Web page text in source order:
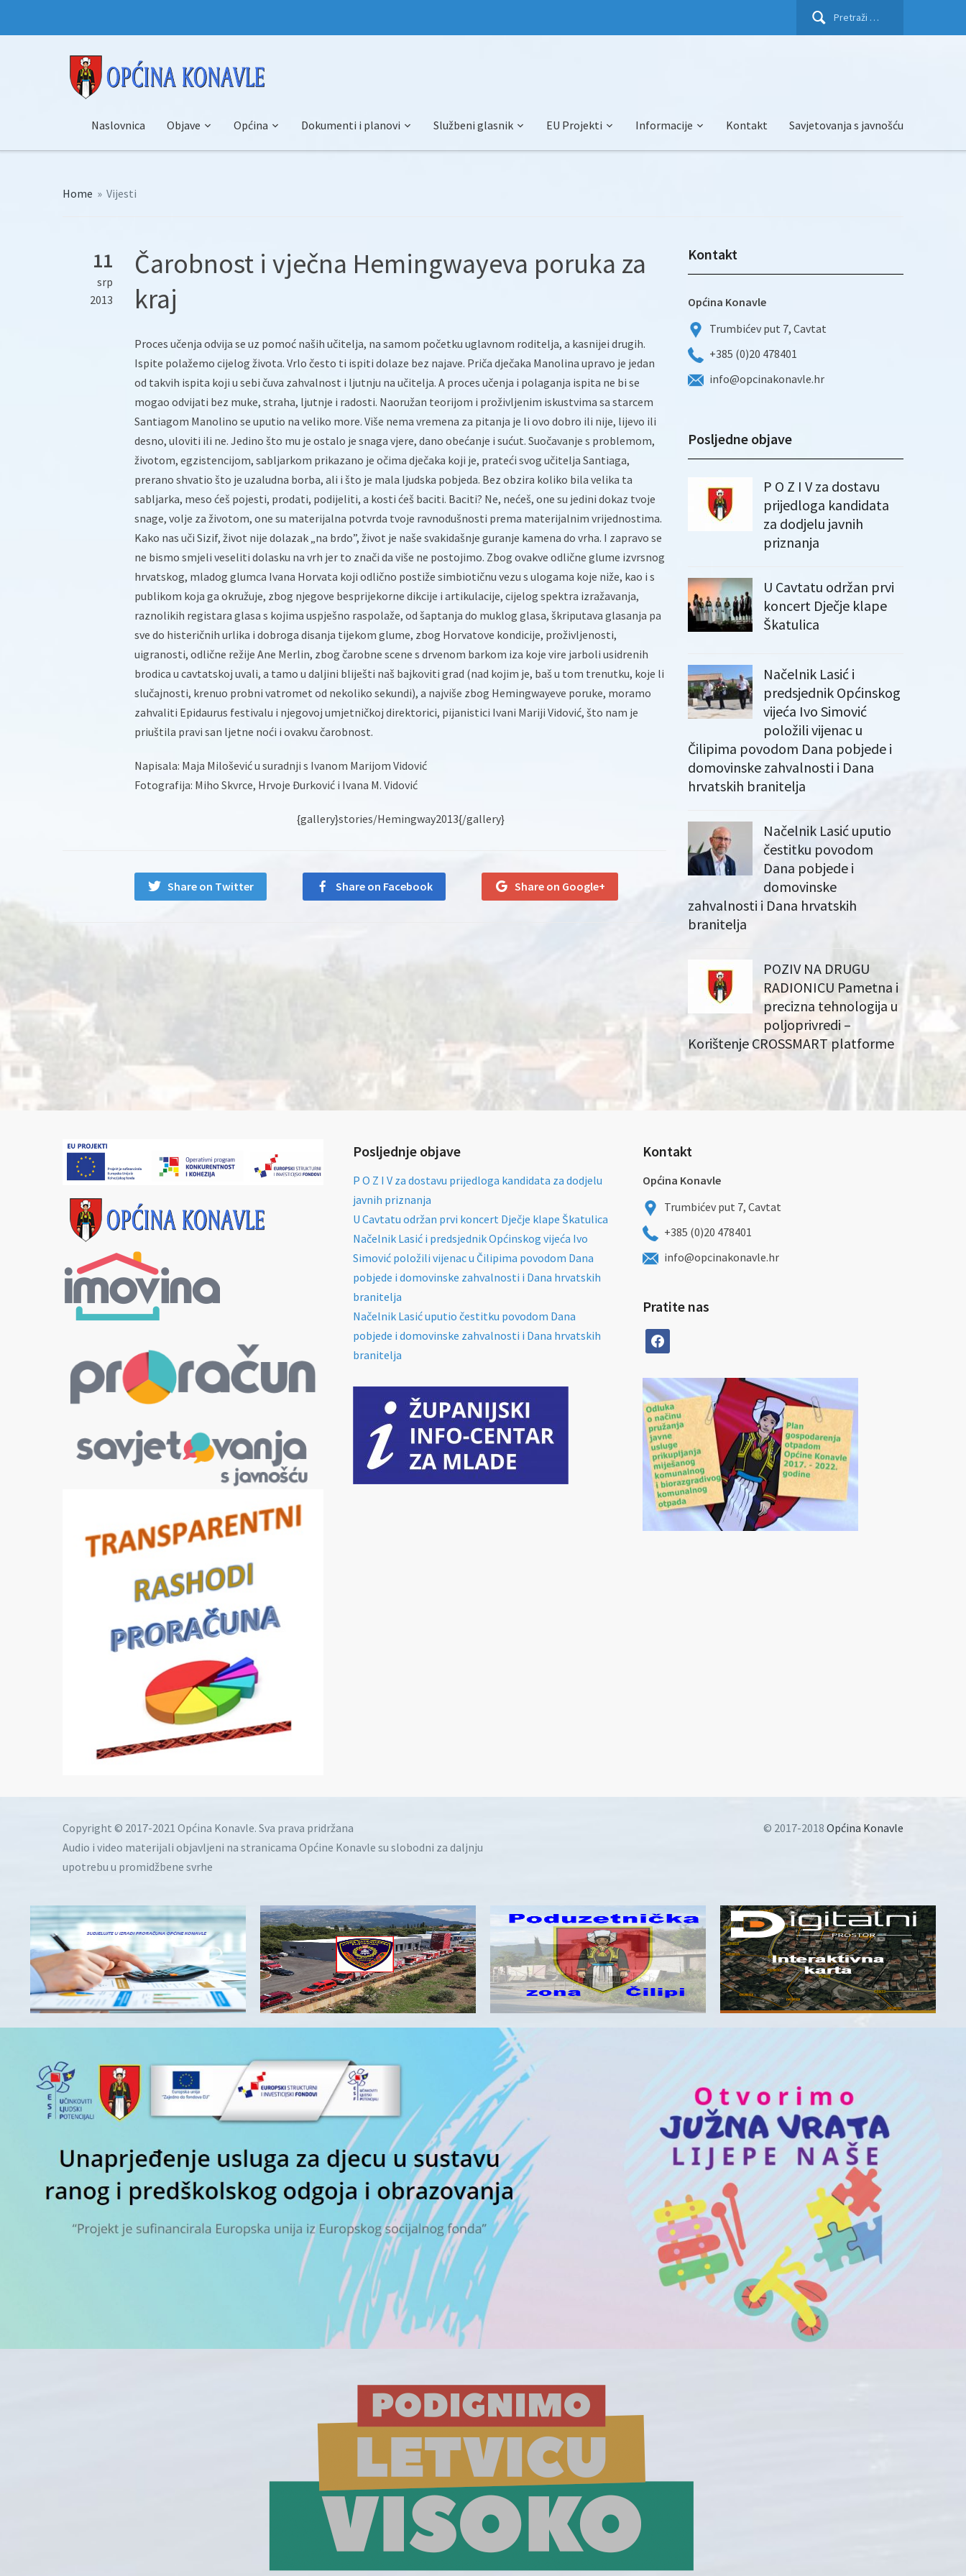
Pretraži:
Naslovnica Objave Općina Dokumenti i planovi Službeni glasnik EU Projekti Informacije Kontakt Savjetovanja s javnošću
Home » Vijesti
11
srp
2013
Čarobnost i vječna Hemingwayeva poruka za
kraj
Proces učenja odvija se uz pomoć naših učitelja, na samom početku uglavnom roditelja, a kasnijei drugih.
Ispite polažemo cijelog života. Vrlo često ti ispiti dolaze bez najave. Priča dječaka Manolina upravo je jedan
od takvih ispita koji u sebi čuva zahvalnost i ljutnju na učitelja. A proces učenja i polaganja ispita ne bi se
mogao odvijati bez muke, straha, ljutnje i radosti. Naoružan teorijom i proživljenim iskustvima sa starcem
Santiagom Manolino se uputio na veliko more. Više nema vremena za pitanja je li ovo dobro ili nije, lijevo ili
desno, uloviti ili ne. Jedino što mu je ostalo je snaga vjere, dano obećanje i sućut. Suočavanje s problemom,
životom, egzistencijom, sabljarkom prikazano je očima dječaka koji je, prateći svog učitelja Santiaga,
prerano shvatio što je uzaludna borba, ali i što je mala ljudska pobjeda. Bez obzira koliko bila velika ta
sabljarka, meso ćeš pojesti, prodati, podijeliti, a kosti ćeš baciti. Baciti? Ne, nećeš, one su jedini dokaz tvoje
snage, volje za životom, one su materijalna potvrda tvoje ravnodušnosti prema materijalnim vrijednostima.
Kako nas uči Sizif, život nije dolazak „na brdo”, život je naše svakidašnje guranje kamena do vrha. I zapravo se
ne bismo smjeli veseliti dolasku na vrh jer to znači da više ne postojimo. Zbog ovakve odlične glume izvrsnog
hrvatskog, mladog glumca Ivana Horvata koji odlično postiže simbiotičnu vezu s ulogama koje niže, kao i s
publikom koja ga okružuje, zbog njegove besprijekorne dikcije i artikulacije, cijelog spektra izražavanja,
raznolikih registara glasa s kojima uspješno raspolaže, od šaptanja do muklog glasa, škriputava glasanja pa
sve do histeričnih urlika i dobroga disanja tijekom glume, zbog Horvatove kondicije, proživljenosti,
uigranosti, odlične režije Ane Merlin, zbog čarobne scene s drvenom barkom iza koje vire jarboli usidrenih
brodica u cavtatskoj uvali, a tamo u daljini bliješti naš bajkoviti grad (nad kojim je, baš u tom trenutku, koje li
slučajnosti, krenuo probni vatromet od nekoliko sekundi), a najviše zbog Hemingwayeve poruke, moramo
zahvaliti Epidaurus festivalu i njegovoj umjetničkoj direktorici, pijanistici Ivani Mariji Vidović, što nam je
priuštila pravi san ljetne noći i ovakvu čarobnost.
Napisala: Maja Milošević u suradnji s Ivanom Marijom Vidović
Fotografija: Miho Skvrce, Hrvoje Đurković i Ivana M. Vidović
{gallery}stories/Hemingway2013{/gallery}
Share on Twitter Share on Facebook Share on Google+
Kontakt
Općina Konavle
Trumbićev put 7, Cavtat
+385 (0)20 478401
info@opcinakonavle.hr
Posljedne objave
P O Z I V za dostavu
prijedloga kandidata
za dodjelu javnih
priznanja
U Cavtatu održan prvi
koncert Dječje klape
Škatulica
Načelnik Lasić i
predsjednik Općinskog
vijeća Ivo Simović
položili vijenac u
Čilipima povodom Dana pobjede i
domovinske zahvalnosti i Dana
hrvatskih branitelja
Načelnik Lasić uputio
čestitku povodom
Dana pobjede i
domovinske
zahvalnosti i Dana hrvatskih
branitelja
POZIV NA DRUGU
RADIONICU Pametna i
precizna tehnologija u
poljoprivredi –
Korištenje CROSSMART platforme
Posljednje objave
P O Z I V za dostavu prijedloga kandidata za dodjelu
javnih priznanja
U Cavtatu održan prvi koncert Dječje klape Škatulica
Načelnik Lasić i predsjednik Općinskog vijeća Ivo
Simović položili vijenac u Čilipima povodom Dana
pobjede i domovinske zahvalnosti i Dana hrvatskih
branitelja
Načelnik Lasić uputio čestitku povodom Dana
pobjede i domovinske zahvalnosti i Dana hrvatskih
branitelja
Kontakt
Općina Konavle
Trumbićev put 7, Cavtat
+385 (0)20 478401
info@opcinakonavle.hr
Pratite nas
facebook
Copyright © 2017-2021 Općina Konavle. Sva prava pridržana
Audio i video materijali objavljeni na stranicama Općine Konavle su slobodni za daljnju
upotrebu u promidžbene svrhe
© 2017-2018 Općina Konavle